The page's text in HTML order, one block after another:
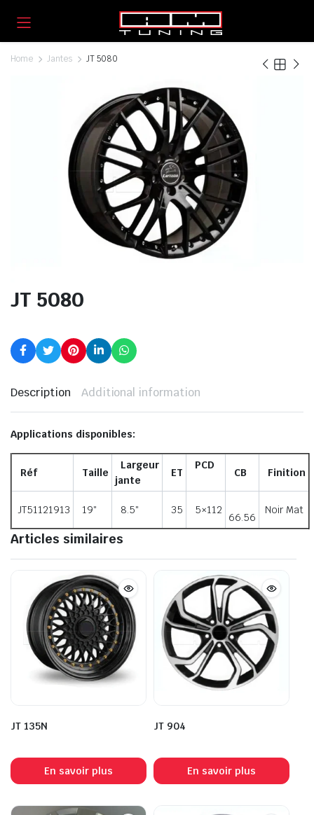
Home Jantes JT 5080
JT 5080
Description Additional information
Applications disponibles:
Réf Taille
Largeur
jante
ET
PCD
CB Finition
JT51121913 19″ 8.5″ 35 5×112
66.56
Noir Mat
Articles similaires
JT 135N
En savoir plus
JT 904
En savoir plus